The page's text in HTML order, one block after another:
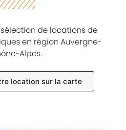
de locations de
en région Auvergne-
Alpes.
location sur la carte